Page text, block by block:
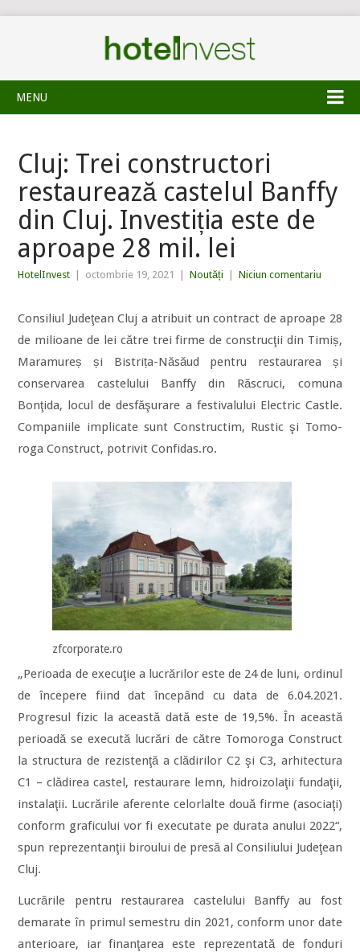
MENU
Cluj: Trei constructori
restaurează castelul Banffy
din Cluj. Investiția este de
aproape 28 mil. lei
HotelInvest octombrie 19, 2021 Noutăți Niciun comentariu
Consiliul Jude­ţean Cluj a atribuit un contract de aproape 28
de milioane de lei către trei firme de construcţii din Timiș,
Maramureș și Bistrița-Năsăud pentru restaurarea și
conservarea cas­te­lului Banffy din Răscruci, comuna
Bonţida, locul de desfă­şu­rare a fes­ti­va­lului Electric Castle.
Com­pa­niile im­pli­cate sunt Cons­tructim, Rustic şi Tomo­
roga Cons­truct, po­trivit Confidas.ro.
zfcorporate.ro
„Perioada de exe­cu­ţie a lucrărilor este de 24 de luni, or­dinul
de începere fiind dat începând cu data de 6.04.2021.
Progresul fizic la această dată este de 19,5%. În această
pe­rioadă se execută lucrări de către Tomoroga Construct
la structura de rezistenţă a clădirilor C2 şi C3, ar­hitectura
C1 – clădirea castel, res­tau­rare lemn, hidroizolaţii fundaţii,
ins­talaţii. Lucrările aferente celorlalte două firme (asociaţi)
conform grafi­cului vor fi executate pe durata anului 2022“,
spun reprezentanţii biroului de presă al Consiliului Judeţean
Cluj.
Lucrările pentru restaurarea castelului Banffy au fost
demarate în primul semestru din 2021, conform unor date
anterioare, iar finanţarea este reprezentată de fonduri